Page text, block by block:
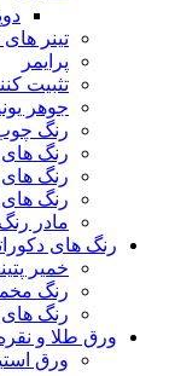
تینر
پرایمر
تثبیت
جوهر
رنگ
رنگ‌ های
رنگ
رنگ‌
مادر رنگ
رنگ های
خمیر
رنگ
رنگ های
ورق طلا و
ورق